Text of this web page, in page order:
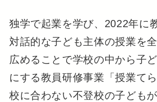
独学で起業を学び、2022年に
対話的な子ども主体の授業を
広めることで学校の中から子
にする教員研修事業「授業て
校に合わない不登校の子ども